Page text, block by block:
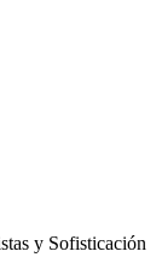
y Sofisticación